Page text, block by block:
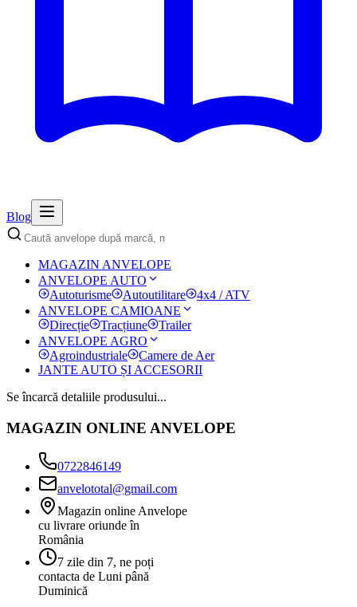
Blog
MAGAZIN ANVELOPE
ANVELOPE AUTO
Autoturisme
Autoutilitare
4x4 / ATV
ANVELOPE CAMIOANE
Direcție
Tracțiune
Trailer
ANVELOPE AGRO
Agroindustriale
Camere de Aer
JANTE AUTO ȘI ACCESORII
Se încarcă detaliile produsului...
MAGAZIN ONLINE ANVELOPE
0722846149
anvelototal@gmail.com
Magazin online Anvelope
cu livrare oriunde în
România
7 zile din 7, ne poți
contacta de Luni până
Duminică